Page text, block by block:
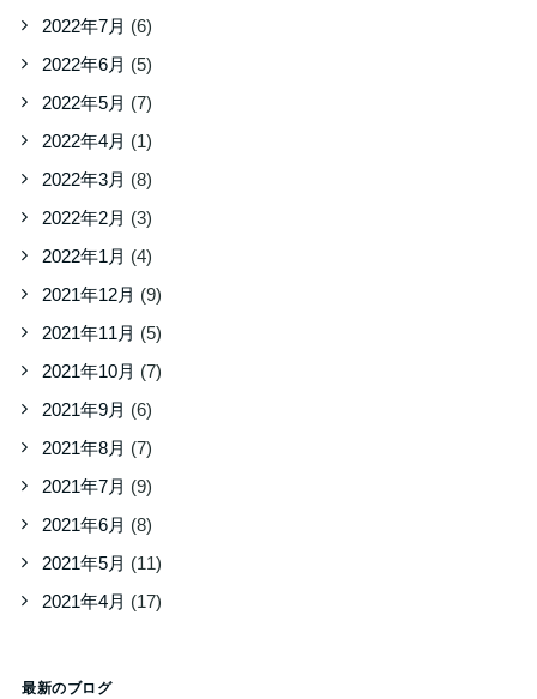
2022年7月 (6)
2022年6月 (5)
2022年5月 (7)
2022年4月 (1)
2022年3月 (8)
2022年2月 (3)
2022年1月 (4)
2021年12月 (9)
2021年11月 (5)
2021年10月 (7)
2021年9月 (6)
2021年8月 (7)
2021年7月 (9)
2021年6月 (8)
2021年5月 (11)
2021年4月 (17)
最新のブログ